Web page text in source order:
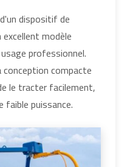
dispositif de
excellent modèle
professionnel.
compacte
le tracter facilement,
faible puissance.